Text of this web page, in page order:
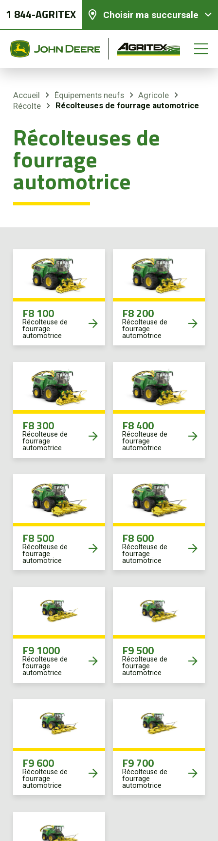
1 844-AGRITEX Choisir ma succursale
Accueil Équipements neufs
Agricole
Récolte
Récolteuses de fourrage automotrice
Récolteuses de
fourrage
automotrice
F8 100
Récolteuse de
fourrage
automotrice
F8 200
Récolteuse de
fourrage
automotrice
F8 300
Récolteuse de
fourrage
automotrice
F8 400
Récolteuse de
fourrage
automotrice
F8 500
Récolteuse de
fourrage
automotrice
F8 600
Récolteuse de
fourrage
automotrice
F9 1000
Récolteuse de
fourrage
automotrice
F9 500
Récolteuse de
fourrage
automotrice
F9 600
Récolteuse de
fourrage
automotrice
F9 700
Récolteuse de
fourrage
automotrice
Équipements neufs
Équipements usagés
Pièces et services
Agriculture de précision
Portail client
À propos
Promotions
Actualités
Nous joindre
EN